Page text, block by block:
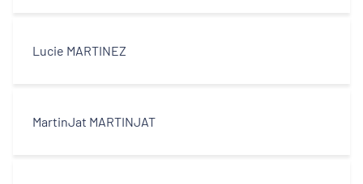
Lucie MARTINEZ
MartinJat MARTINJAT